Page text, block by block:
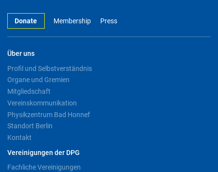
Donate Membership Press
Über uns
Profil und Selbstverständnis
Organe und Gremien
Mitgliedschaft
Vereinskommunikation
Physikzentrum Bad Honnef
Standort Berlin
Kontakt
Vereinigungen der DPG
Fachliche Vereinigungen